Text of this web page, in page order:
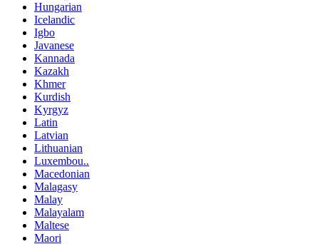
Hungarian
Icelandic
Igbo
Javanese
Kannada
Kazakh
Khmer
Kurdish
Kyrgyz
Latin
Latvian
Lithuanian
Luxembou..
Macedonian
Malagasy
Malay
Malayalam
Maltese
Maori